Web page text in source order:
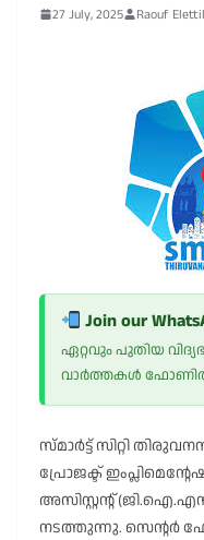
27 July, 2025 Raouf Elettil
Join our
ഏറ്റവും പുതിയ
വാർത്തകൾ ഫോണിൽ
സ്മാർട്ട് സിറ്റി
പ്രോജക്ട്
അസിസ്റ്റൻ്റ്
നടത്തുന്നു. സെന്റർ